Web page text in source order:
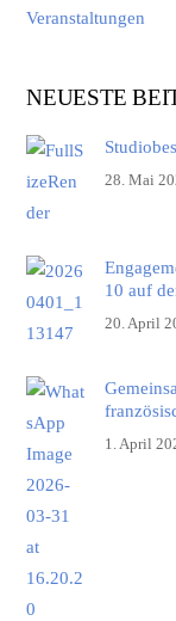
Veranstaltungen
NEUESTE
28. Mai
10 auf
20. April
1. April